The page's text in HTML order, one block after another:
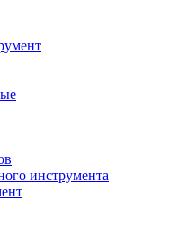
инструмента